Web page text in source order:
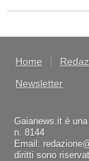
Home
Newsletter
Gaianews.it è
n. 8144
Email:
diritti sono